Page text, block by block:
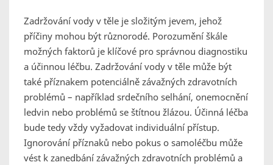
Zadržování vody v těle je složitým jevem, jehož
příčiny mohou být různorodé. Porozumění škále
možných faktorů je klíčové pro správnou diagnostiku
a účinnou léčbu. Zadržování vody v těle může být
také příznakem potenciálně závažných zdravotních
problémů – například srdečního selhání, onemocnění
ledvin nebo problémů se štítnou žlázou. Účinná léčba
bude tedy vždy vyžadovat individuální přístup.
Ignorování příznaků nebo pokus o samoléčbu může
vést k zanedbání závažných zdravotních problémů a